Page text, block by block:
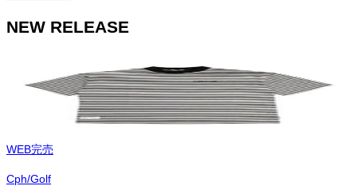
NEW RELEASE
WEB完売
Cph/Golf